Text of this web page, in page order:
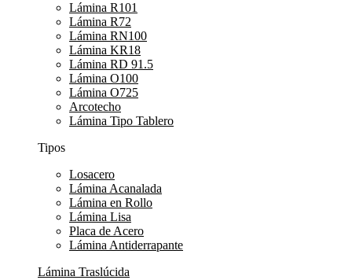
Lámina R101
Lámina R72
Lámina RN100
Lámina KR18
Lámina RD 91.5
Lámina O100
Lámina O725
Arcotecho
Lámina Tipo Tablero
Tipos
Losacero
Lámina Acanalada
Lámina en Rollo
Lámina Lisa
Placa de Acero
Lámina Antiderrapante
Lámina Traslúcida